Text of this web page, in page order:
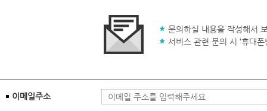
문의하실 내용을 작성해서
서비스 관련 문의 시 ‘휴대
이메일주소